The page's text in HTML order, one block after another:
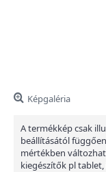
Képgaléria
A termékkép csak
beállításától
mértékben
kiegészítők pl